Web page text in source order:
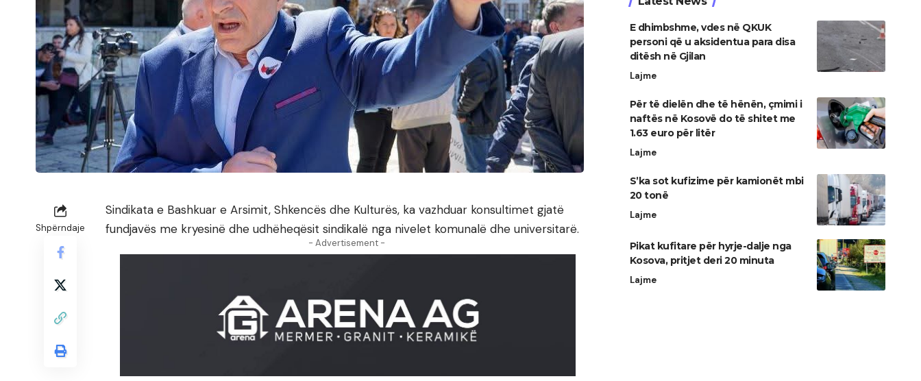
Shpërndaje
Sindikata e Bashkuar e Arsimit, Shkencës dhe Kulturës, ka vazhduar konsultimet gjatë
fundjavës me kryesinë dhe udhëheqësit sindikalë nga nivelet komunalë dhe universitarë.
- Advertisement -
E dhimbshme, vdes në QKUK
personi që u aksidentua para disa
ditësh në Gjilan
Lajme
Për të dielën dhe të hënën, çmimi i
naftës në Kosovë do të shitet me
1.63 euro për litër
Lajme
S’ka sot kufizime për kamionët mbi
20 tonë
Lajme
Pikat kufitare për hyrje-dalje nga
Kosova, pritjet deri 20 minuta
Lajme